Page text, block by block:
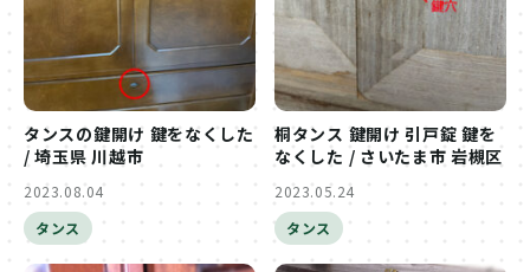
タンスの鍵開け 鍵をなくした
/ 埼玉県 川越市
2023.08.04
タンス
桐タンス 鍵開け 引戸錠 鍵を
なくした / さいたま市 岩槻区
2023.05.24
タンス